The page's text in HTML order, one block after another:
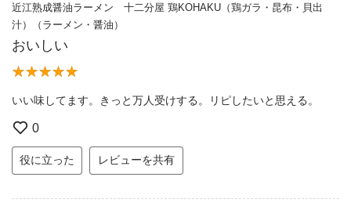
近江熟成醤油ラーメン 十二分屋 鶏KOHAKU（鶏ガラ・昆布・貝出
汁）（ラーメン・醤油）
おいしい
いい味してます。きっと万人受けする。リピしたいと思える。
0
役に立った レビューを共有